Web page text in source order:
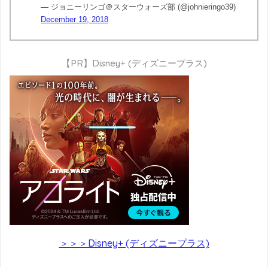
— ジョニーリンゴ＠スターウォーズ部 (@johnieringo39)
December 19, 2018
【PR】Disney+ (ディズニープラス)
＞＞＞Disney+ (ディズニープラス)